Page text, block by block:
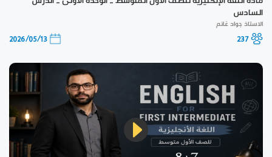
السادس
الاستاذ جواد غانم
237
2026/05/13